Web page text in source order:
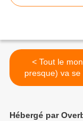
< Tout le monde (ou
presque) va se
ceinture en
Hébergé par